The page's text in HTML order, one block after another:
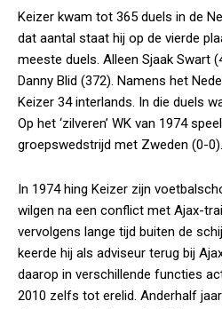
Keizer kwam tot 365 duels in de
dat aantal staat hij op de vierde
meeste duels. Alleen Sjaak Swart
Danny Blid (372). Namens het
Keizer 34 interlands. In die duels
Op het ‘zilveren’ WK van 1974
groepswedstrijd met Zweden (0-0).
In 1974 hing Keizer zijn
wilgen na een conflict met Ajax-
vervolgens lange tijd buiten de
keerde hij als adviseur terug bij
daarop in verschillende functies
2010 zelfs tot erelid. Anderhalf